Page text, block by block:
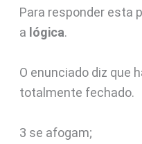
Para responder esta
a lógica.
O enunciado diz que
totalmente fechado.
3 se afogam;